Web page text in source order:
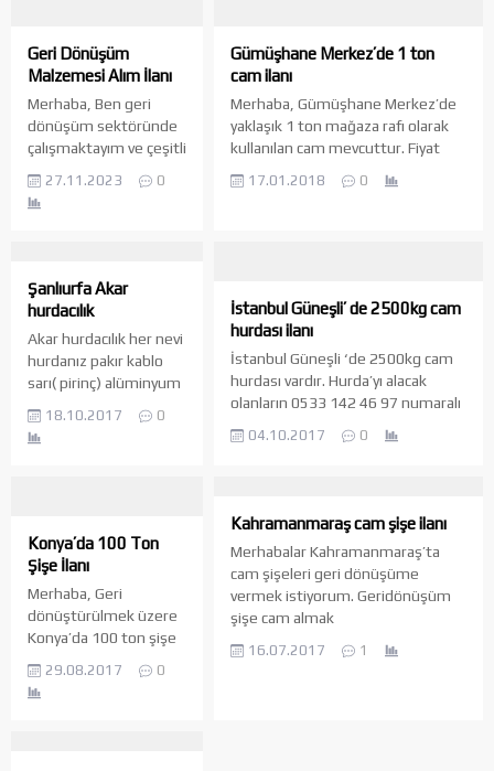
iletişime...
Geri Dönüşüm
Malzemesi Alım İlanı
Merhaba, Ben geri
dönüşüm sektöründe
çalışmaktayım ve çeşitli
ilgileniyorum.
Hizmetlerim şunları
görmüş kağıtlar kabul
edilmemektedir. Bu
satış amacıyla
topluyorum.
İlgilendiğim diğer
malzemeler arasında
OBB, Metaleyz,
Ürünleriniz varsa ve
geri dönüşüme
katkıda...
27.11.2023 0
Gümüşhane Merkez’de 1 ton
cam ilanı
Merhaba, Gümüşhane Merkez’de
yaklaşık 1 ton mağaza rafı olarak
kullanılan cam mevcuttur. Fiyat
verilmesi rica olunur.
17.01.2018 0
Şanlıurfa Akar
hurdacılık
Akar hurdacılık her nevi
hurdanız pakır kablo
sarı( pirinç) alüminyum
alınır. Adres:
Bamyasuyu, 150. Sk.
92
18.10.2017 0
İstanbul Güneşli’ de 2500kg cam
hurdası ilanı
İstanbul Güneşli ‘de 2500kg cam
hurdası vardır. Hurda’yı alacak
olanların 0533 142 46 97 numaralı
04.10.2017 0
Konya’da 100 Ton
Şişe İlanı
Merhaba, Geri
dönüştürülmek üzere
Konya’da 100 ton şişe
Tekliflerinizi 0530 844
95 25 nolu telefon
29.08.2017 0
Kahramanmaraş cam şişe ilanı
Merhabalar Kahramanmaraş’ta
cam şişeleri geri dönüşüme
vermek istiyorum. Geridönüşüm
şişe cam almak
adresine mail atabilirler.
16.07.2017 1